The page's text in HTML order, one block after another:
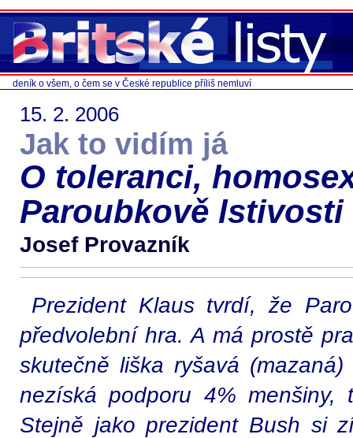
deník o všem, o čem se v České republice příliš nemluví
15. 2. 2006
Jak to vidím já
O toleranci,
Paroubkově lstivosti
Josef Provazník
Prezident Klaus tvrdí, že
předvolební hra. A má prostě
skutečně liška ryšavá
nezíská podporu 4% menšiny,
Stejně jako prezident Bush si